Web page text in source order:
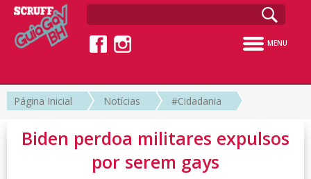
MENU
Página Inicial Notícias #Cidadania
Biden perdoa militares expulsos
por serem gays